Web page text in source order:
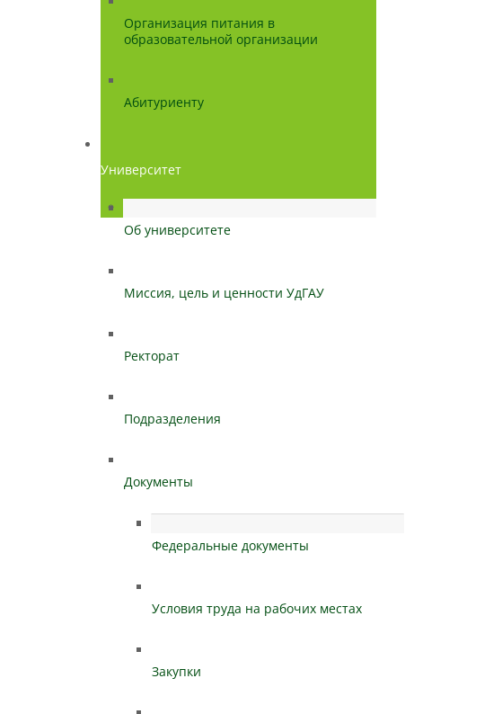
Организация питания в
образовательной организации
Абитуриенту
Университет
Об университете
Миссия, цель и ценности УдГАУ
Ректорат
Подразделения
Документы
Федеральные документы
Условия труда на рабочих местах
Закупки